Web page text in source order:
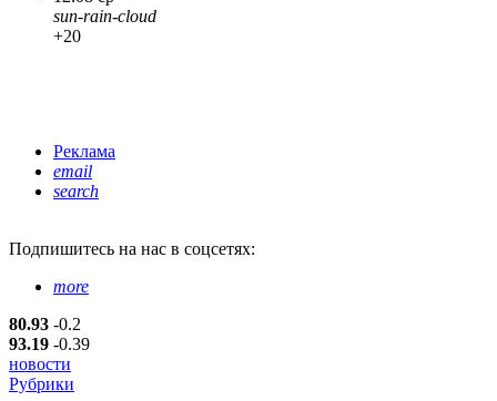
sun-rain-cloud
+20
Реклама
email
search
Подпишитесь на нас в соцсетях:
more
80.93 -0.2
93.19 -0.39
новости
Рубрики